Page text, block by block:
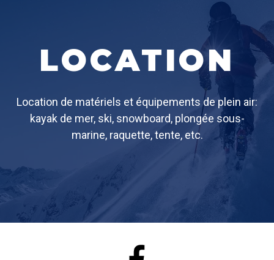
LOCATION
Location de matériels et équipements de plein air:
kayak de mer, ski, snowboard, plongée sous-
marine, raquette, tente, etc.